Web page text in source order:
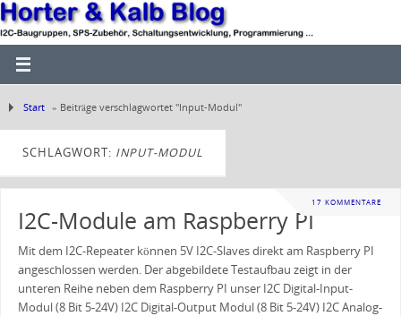
Start » Beiträge verschlagwortet "Input-Modul"
SCHLAGWORT: INPUT-MODUL
17 KOMMENTARE
I2C-Module am Raspberry PI
Mit dem I2C-Repeater können 5V I2C-Slaves direkt am Raspberry PI
angeschlossen werden. Der abgebildete Testaufbau zeigt in der
unteren Reihe neben dem Raspberry PI unser I2C Digital-Input-
Modul (8 Bit 5-24V) I2C Digital-Output Modul (8 Bit 5-24V) I2C Analog-